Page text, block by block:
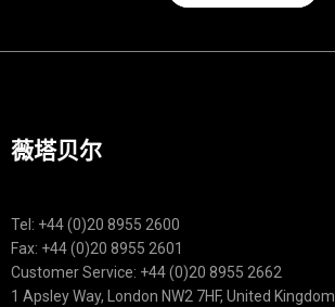
薇塔贝尔
Tel: +44 (0)20 8955 2600
Fax: +44 (0)20 8955 2601
Customer Service: +44 (0)20 8955 2662
1 Apsley Way, London NW2 7HF, United Kingdom